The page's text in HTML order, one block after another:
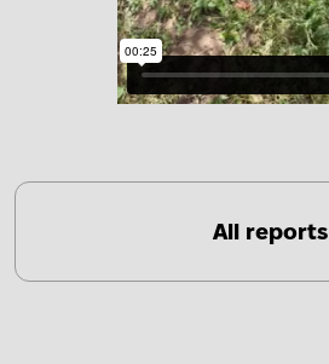
All reports